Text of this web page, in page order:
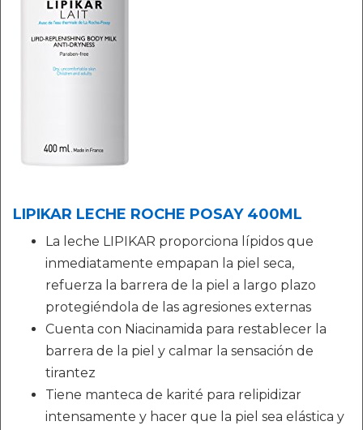
LIPIKAR LECHE ROCHE POSAY 400ML
La leche LIPIKAR proporciona lípidos que
inmediatamente empapan la piel seca,
refuerza la barrera de la piel a largo plazo
protegiéndola de las agresiones externas
Cuenta con Niacinamida para restablecer la
barrera de la piel y calmar la sensación de
tirantez
Tiene manteca de karité para relipidizar
intensamente y hacer que la piel sea elástica y